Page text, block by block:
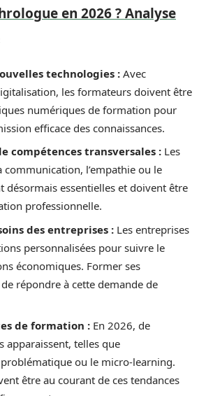
en 2026 ? Analyse
technologies :Avec
les formateurs doivent être
numériques de formation pour
efficace des connaissances.
compétences transversales : Les
l’empathie ou le
désormais essentielles et doivent être
professionnelle.
des entreprises : Les entreprises
personnalisées pour suivre le
économiques. Former ses
répondre à cette demande de
de formation : En 2026, de
apparaissent, telles que
problématique ou le micro-learning.
être au courant de ces tendances